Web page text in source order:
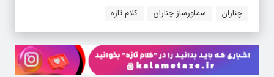
چناران سماورساز چناران کلام تازه